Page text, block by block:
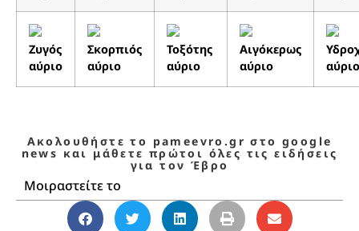
Ζυγός
αύριο
Σκορπιός
αύριο
Τοξότης
αύριο
Αιγόκερως
αύριο
αύριο
Ακολουθήστε το pameevro.gr στο google
news και μάθετε πρώτοι όλες τις ειδήσεις
για τον Έβρο
Μοιραστείτε το